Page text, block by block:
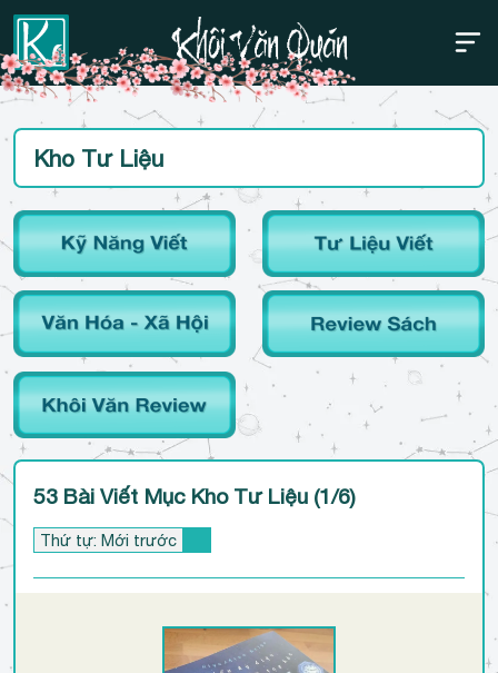
Bỏ
Thanh điều hướng trên
Kho Tư Liệu
53 Bài Viết Mục Kho Tư Liệu (1/6)